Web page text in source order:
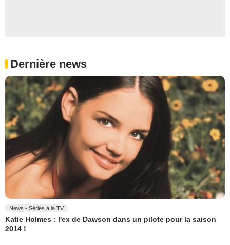
Dernière news
News - Séries à la TV
Katie Holmes : l'ex de Dawson dans un pilote pour la saison
2014 !